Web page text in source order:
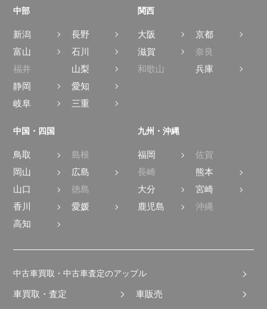
中部
新潟
長野
富山
石川
福井
山梨
静岡
愛知
岐阜
三重
関西
大阪
京都
滋賀
奈良
和歌山
兵庫
中国・四国
鳥取
島根
岡山
広島
山口
徳島
香川
愛媛
高知
九州・沖縄
福岡
佐賀
長崎
熊本
大分
宮崎
鹿児島
沖縄
中古車買取・中古車査定のアップル
車買取・査定 車販売